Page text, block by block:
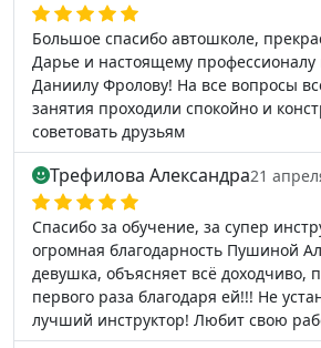
Большое спасибо автошколе,
Дарье и настоящему профессионалу
Даниилу Фролову! На все вопросы
занятия проходили спокойно и
советовать друзьям
Трефилова Александра21
Спасибо за обучение, за супер
огромная благодарность Пушиной
девушка, объясняет всё доходчиво,
первого раза благодаря ей!!! Не
лучший инструктор! Любит свою